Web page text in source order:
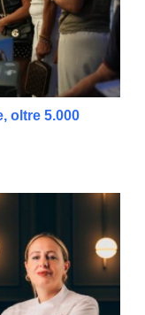
oltre 5.000